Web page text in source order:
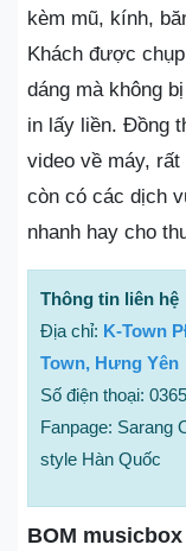
kèm mũ, kính,
Khách được
dáng mà không
in lấy liền. Đồng
video về máy,
còn có các dịch
nhanh hay cho
Thông tin liên hệ
Địa chỉ: K-Town
Town, Hưng Yên
Số điện thoại:
Fanpage: Sarang
style Hàn Quốc
BOM